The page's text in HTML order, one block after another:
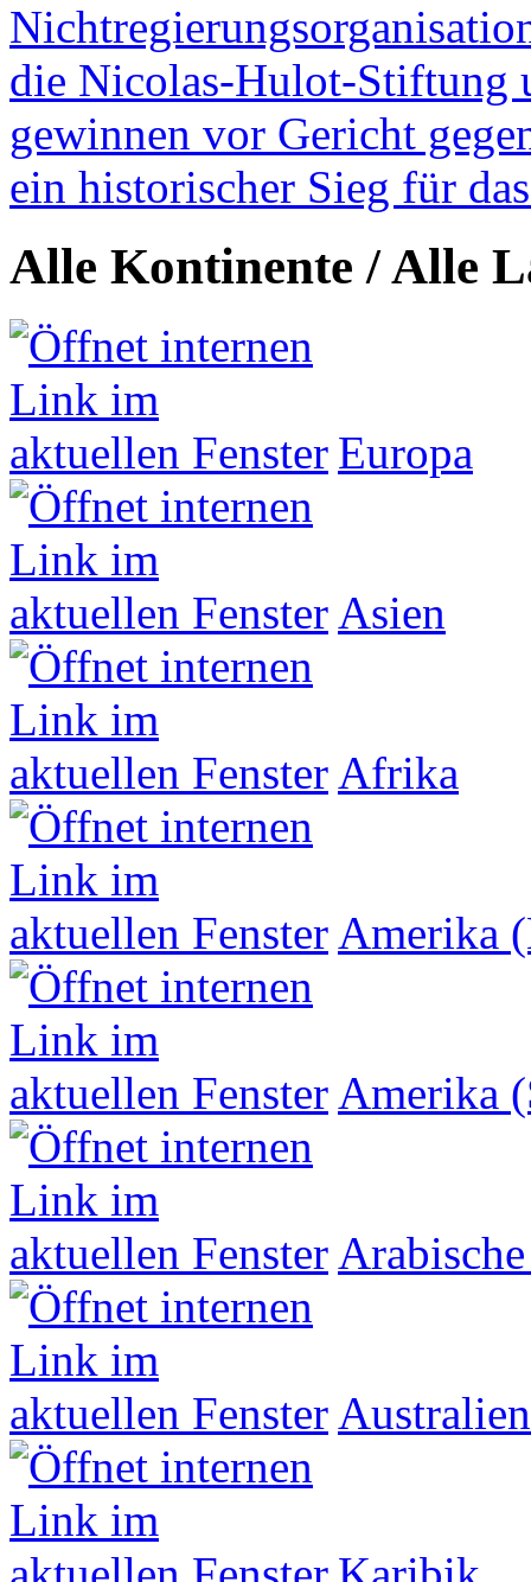
die Nicolas-Hulot-Stiftung
gewinnen vor Gericht
ein historischer Sieg für
Alle Kontinente / Alle
Europa
Asien
Afrika
Amerika
Amerika
Australien